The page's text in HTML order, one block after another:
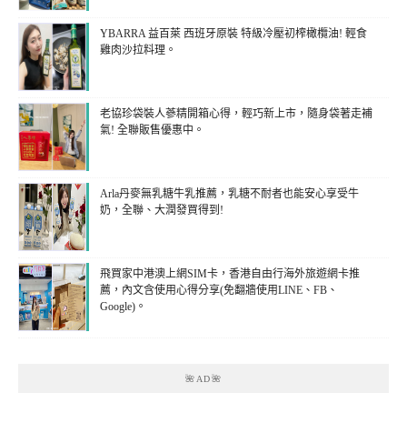
YBARRA 益百萊 西班牙原裝 特級冷壓初榨橄欖油! 輕食
雞肉沙拉料理。
老協珍袋裝人蔘精開箱心得，輕巧新上市，隨身袋著走補
氣! 全聯販售優惠中。
Arla丹麥無乳糖牛乳推薦，乳糖不耐者也能安心享受牛
奶，全聯、大潤發買得到!
飛買家中港澳上網SIM卡，香港自由行海外旅遊網卡推
薦，內文含使用心得分享(免翻牆使用LINE、FB、
Google)。
🌺AD🌺